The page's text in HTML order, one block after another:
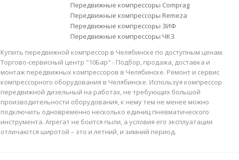
Передвижные компрессоры Comprag
Передвижные компрессоры Remeza
Передвижные компрессоры ЗИФ
Передвижные компрессоры ЧКЗ
Купить передвижной компрессор в Челябинске по доступным ценам.
Торгово-сервисный центр "10Бар" - Подбор, продажа, доставка и
монтаж передвижных компрессоров в Челябинске. Ремонт и сервис
компрессорного оборудования в Челябинске. Используя компрессор
передвижной дизельный на работах, не требующих большой
производительности оборудования, к нему тем не менее можно
подключить одновременно несколько единиц пневматического
инструмента. Агрегат не боится пыли, а условия его эксплуатации
отличаются широтой – это и летний, и зимний период.